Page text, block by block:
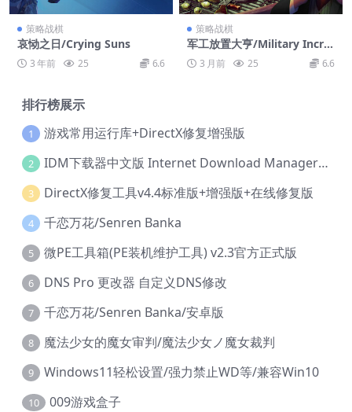
策略战棋
哀恸之日/Crying Suns
3 年前 25 6.6
策略战棋
军工放置大亨/Military Incre
mental Complex
3 月前 25 6.6
排行榜展示
1 游戏常用运行库+DirectX修复增强版
2 IDM下载器中文版 Internet Download Manager v6.42.36 IDM
3 DirectX修复工具v4.4标准版+增强版+在线修复版
4 千恋万花/Senren Banka
5 微PE工具箱(PE装机维护工具) v2.3官方正式版
6 DNS Pro 更改器 自定义DNS修改
7 千恋万花/Senren Banka/安卓版
8 魔法少女的魔女审判/魔法少女ノ魔女裁判
9 Windows11轻松设置/强力禁止WD等/兼容Win10
10 009游戏盒子